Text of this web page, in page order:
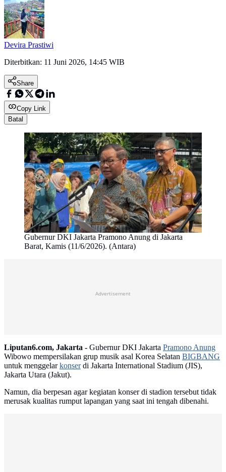
Devira Prastiwi
Diterbitkan: 11 Juni 2026, 14:45 WIB
Share
Copy Link
Batal
Gubernur DKI Jakarta Pramono Anung di Jakarta
Barat, Kamis (11/6/2026). (Antara)
Advertisement
Liputan6.com, Jakarta - Gubernur DKI Jakarta Pramono Anung
Wibowo mempersilakan grup musik asal Korea Selatan BIGBANG
untuk menggelarkonserdi Jakarta International Stadium (JIS),
Jakarta Utara (Jakut).
Namun, dia berpesan agar kegiatan konser di stadion tersebut tidak
merusak kualitas rumput lapangan yang saat ini tengah dibenahi.